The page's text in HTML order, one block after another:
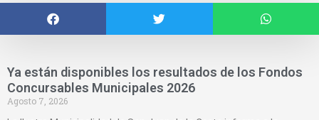
Ya están disponibles los resultados de los Fondos
Concursables Municipales 2026
Agosto 7, 2026